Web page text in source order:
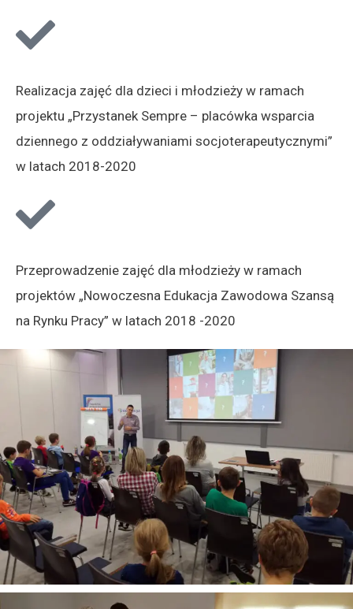
Realizacja zajęć dla dzieci i młodzieży w ramach
projektu „Przystanek Sempre – placówka wsparcia
dziennego z oddziaływaniami socjoterapeutycznymi”
w latach 2018-2020
Przeprowadzenie zajęć dla młodzieży w ramach
projektów „Nowoczesna Edukacja Zawodowa Szansą
na Rynku Pracy” w latach 2018 -2020